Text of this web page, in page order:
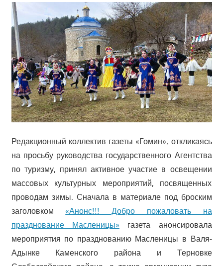
Редакционный коллектив газеты «Гомин», откликаясь
на просьбу руководства государственного Агентства
по туризму, принял активное участие в освещении
массовых культурных мероприятий, посвященных
проводам зимы. Сначала в материале под броским
заголовком «Анонс!!! Добро пожаловать на
празднование Масленицы» газета анонсировала
мероприятия по празднованию Масленицы в Валя-
Адынке Каменского района и Терновке